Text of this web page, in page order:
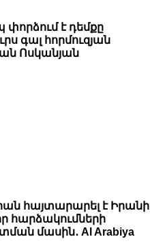
է դեմքը
գալ հորմուզյան
Ոսկանյան
հայտարարել է Իրանի
հարձակումների
մասին․ Al Arabiya